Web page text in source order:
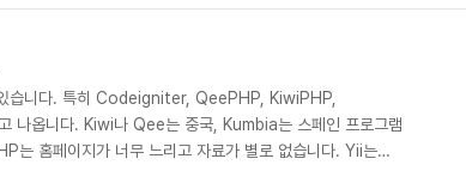
습니다. 특히 Codeigniter, QeePHP, KiwiPHP,
옵니다. Kiwi나 Qee는 중국, Kumbia는 스페인 프로그램
는 홈페이지가 너무 느리고 자료가 별로 없습니다. Yii는